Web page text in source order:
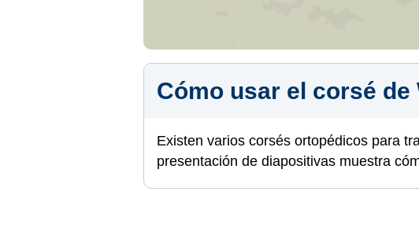
Cómo usar el corsé de
Existen varios corsés ortopédicos para
presentación de diapositivas muestra